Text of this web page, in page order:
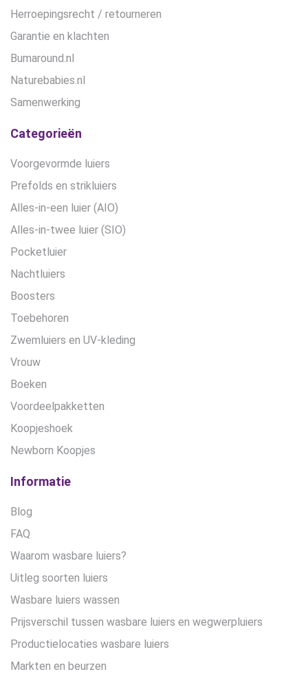
Herroepingsrecht / retourneren
Garantie en klachten
Bumaround.nl
Naturebabies.nl
Samenwerking
Categorieën
Voorgevormde luiers
Prefolds en strikluiers
Alles-in-een luier (AIO)
Alles-in-twee luier (SIO)
Pocketluier
Nachtluiers
Boosters
Toebehoren
Zwemluiers en UV-kleding
Vrouw
Boeken
Voordeelpakketten
Koopjeshoek
Newborn Koopjes
Informatie
Blog
FAQ
Waarom wasbare luiers?
Uitleg soorten luiers
Wasbare luiers wassen
Prijsverschil tussen wasbare luiers en wegwerpluiers
Productielocaties wasbare luiers
Markten en beurzen